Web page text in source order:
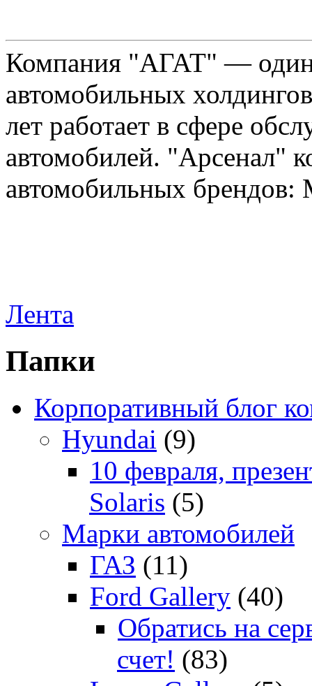
Компания "АГАТ" —
автомобильных
лет работает в сфере
автомобилей. "Арсенал"
автомобильных
Лента
Папки
Корпоративный блог
Hyundai (9)
10 февраля,
Solaris (5)
Марки автомобилей
ГАЗ (11)
Ford Gallery (40)
Обратись на
счет! (83)